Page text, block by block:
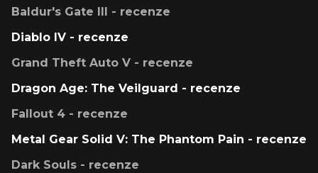
Baldur's Gate III - recenze
Diablo IV - recenze
Grand Theft Auto V - recenze
Dragon Age: The Veilguard - recenze
Fallout 4 - recenze
Metal Gear Solid V: The Phantom Pain - recenze
Dark Souls - recenze